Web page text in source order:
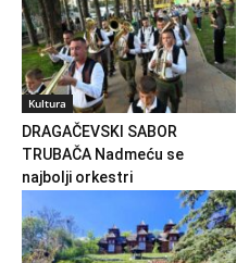
Kultura
DRAGAČEVSKI SABOR
TRUBAČA Nadmeću se
najbolji orkestri